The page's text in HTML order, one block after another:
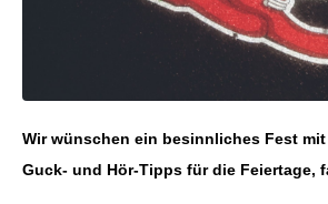
Wir wünschen ein besinnliches Fest
Guck- und Hör-Tipps für die Feiertage,